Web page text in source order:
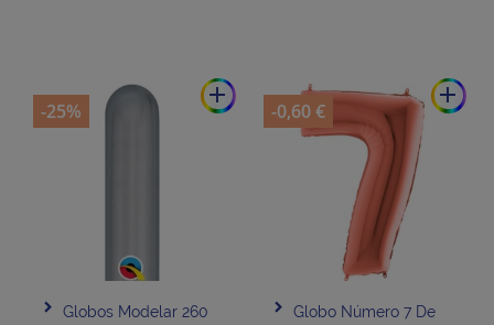
add
Globos Modelar 260
-25%
add
Globo Número 7 De
-0,60 €